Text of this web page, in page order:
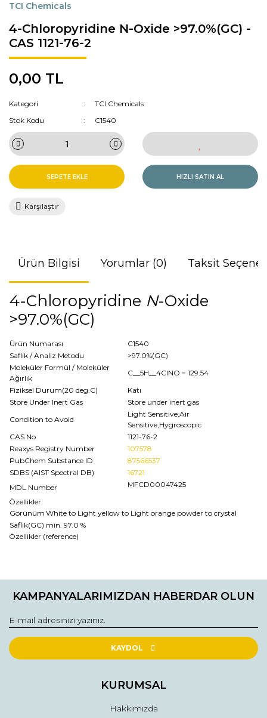
TCI Chemicals
4-Chloropyridine N-Oxide >97.0%(GC) -
CAS 1121-76-2
0,00 TL
Kategori
TCI Chemicals
Stok Kodu
C1540
SEPETE EKLE HIZLI SATIN AL
Karşılaştır
Ürün Bilgisi Yorumlar (0) Taksit
4-Chloropyridine N-Oxide
>97.0%(GC)
Ürün Numarası
C1540
Saflık / Analiz Metodu
>97.0%(GC)
Moleküler Formül / Moleküler
Ağırlık
C__5H__4ClNO = 129.54
Fiziksel Durum(20 deg.C)
Katı
Store Under Inert Gas
Store under inert gas
Condition to Avoid
Light Sensitive,Air
Sensitive,Hygroscopic
CAS No
1121-76-2
Reaxys Registry Number
107578
PubChem Substance ID
87566537
SDBS (AIST Spectral DB)
16721
MDL Number
MFCD00047425
Özellikler
Görünüm White to Light yellow to Light orange powder to crystal
Saflık(GC) min. 97.0 %
Özellikler (reference)
konularda yetersiz gördüğünüz noktaları öneri formunu
Görüş ve önerileriniz için teşekkür ederiz.
Ürün resmi kalitesiz, bozuk veya görüntülenemiyor.
Ürün açıklamasında eksik bilgiler bulunuyor.
Ürün fiyatı diğer sitelerden daha pahalı.
KAMPANYALARIMIZDAN HABERDAR OLUN
KAYDOL
KURUMSAL
Hakkımızda